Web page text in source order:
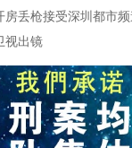
房丢枪接受深圳都市
视出镜